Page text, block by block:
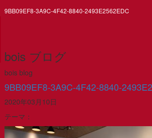
9BB09EF8-3A9C-4F42-8840-2493E2562EDC
bois ブログ
bois blog
9BB09EF8-3A9C-4F42-8840-
2020年03月10日
テーマ：